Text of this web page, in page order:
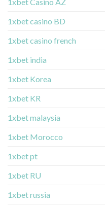
1xbet casino BD
1xbet casino french
1xbet india
1xbet Korea
1xbet KR
1xbet malaysia
1xbet Morocco
1xbet pt
1xbet RU
1xbet russia